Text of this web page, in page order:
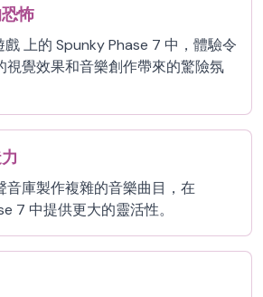
怖
上的 Spunky Phase 7 中，體驗令
視覺效果和音樂創作帶來的驚險氛
音庫製作複雜的音樂曲目，在
7 中提供更大的靈活性。